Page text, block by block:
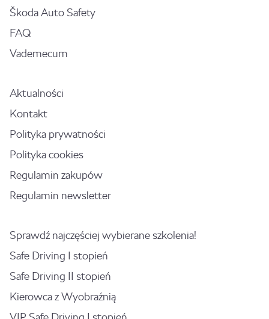
Škoda Auto Safety
FAQ
Vademecum
Aktualności
Kontakt
Polityka prywatności
Polityka cookies
Regulamin zakupów
Regulamin newsletter
Sprawdź najczęściej wybierane szkolenia!
Safe Driving I stopień
Safe Driving II stopień
Kierowca z Wyobraźnią